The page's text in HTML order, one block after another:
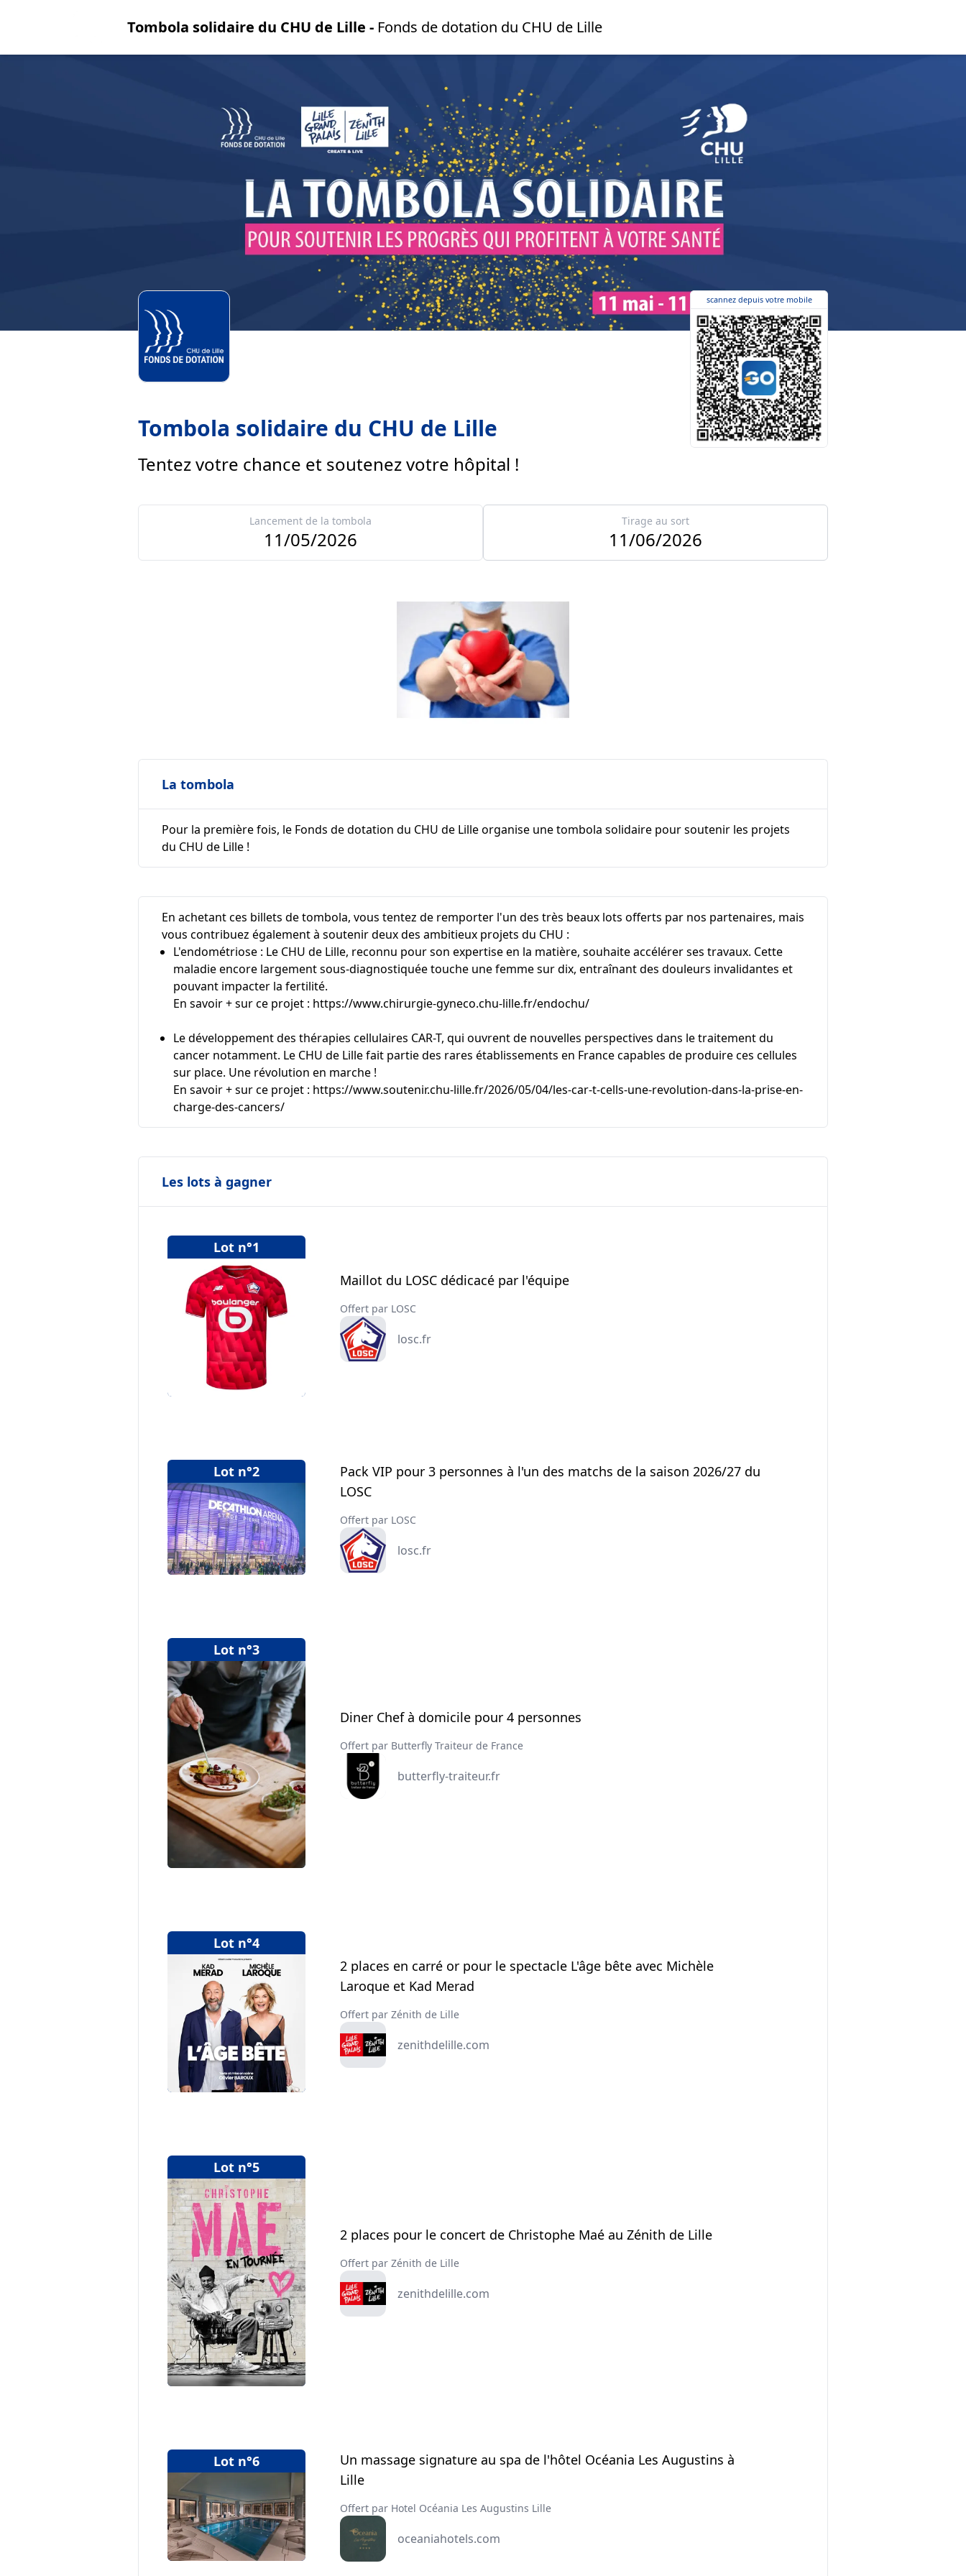
Tombola solidaire du CHU de Lille - Fonds de dotation du CHU de Lille
Tombola solidaire du CHU de Lille
Tentez votre chance et soutenez votre hôpital !
scannez depuis votre mobile
Lancement de la tombola
11/05/2026
Tirage au sort
11/06/2026
La tombola
Pour la première fois, le Fonds de dotation du CHU de Lille organise une tombola solidaire pour soutenir les projets
du CHU de Lille !
En achetant ces billets de tombola, vous tentez de remporter l'un des très beaux lots offerts par nos partenaires, mais
vous contribuez également à soutenir deux des ambitieux projets du CHU :
L'endométriose : Le CHU de Lille, reconnu pour son expertise en la matière, souhaite accélérer ses travaux. Cette
maladie encore largement sous-diagnostiquée touche une femme sur dix, entraînant des douleurs invalidantes et
pouvant impacter la fertilité.
En savoir + sur ce projet : https://www.chirurgie-gyneco.chu-lille.fr/endochu/
Le développement des thérapies cellulaires CAR-T, qui ouvrent de nouvelles perspectives dans le traitement du
cancer notamment. Le CHU de Lille fait partie des rares établissements en France capables de produire ces cellules
sur place. Une révolution en marche !
En savoir + sur ce projet : https://www.soutenir.chu-lille.fr/2026/05/04/les-car-t-cells-une-revolution-dans-la-prise-en-
charge-des-cancers/
Les lots à gagner
Lot n°1
Maillot du LOSC dédicacé par l'équipe
Offert par LOSC
losc.fr
Lot n°2
Pack VIP pour 3 personnes à l'un des matchs de la saison 2026/27 du
LOSC
Offert par LOSC
losc.fr
Lot n°3
Diner Chef à domicile pour 4 personnes
Offert par Butterfly Traiteur de France
butterfly-traiteur.fr
Lot n°4
2 places en carré or pour le spectacle L'âge bête avec Michèle
Laroque et Kad Merad
Offert par Zénith de Lille
zenithdelille.com
Lot n°5
2 places pour le concert de Christophe Maé au Zénith de Lille
Offert par Zénith de Lille
zenithdelille.com
Lot n°6
Un massage signature au spa de l'hôtel Océania Les Augustins à
Lille
Offert par Hotel Océania Les Augustins Lille
oceaniahotels.com